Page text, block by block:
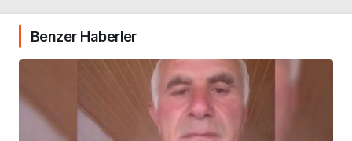
Benzer Haberler